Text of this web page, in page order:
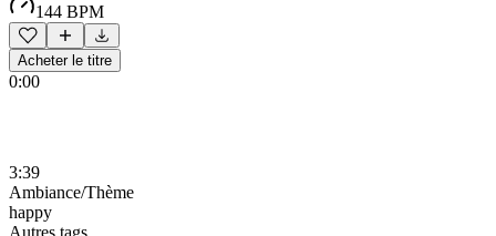
144 BPM
Acheter le titre
0:00
3:39
Ambiance/Thème
happy
Autres tags